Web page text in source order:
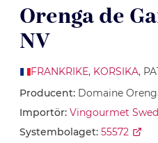
Orenga de
NV
FRANKRIKE, KORSIKA,
Producent: Domaine
Importör: Vingourmet
Systembolaget: 55572